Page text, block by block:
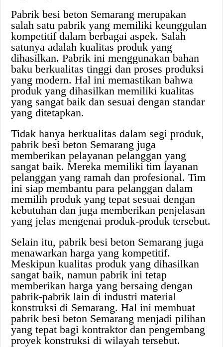
Pabrik besi beton Semarang merupakan
salah satu pabrik yang memiliki keunggulan
kompetitif dalam berbagai aspek. Salah
satunya adalah kualitas produk yang
dihasilkan. Pabrik ini menggunakan bahan
baku berkualitas tinggi dan proses produksi
yang modern. Hal ini memastikan bahwa
produk yang dihasilkan memiliki kualitas
yang sangat baik dan sesuai dengan standar
yang ditetapkan.
Tidak hanya berkualitas dalam segi produk,
pabrik besi beton Semarang juga
memberikan pelayanan pelanggan yang
sangat baik. Mereka memiliki tim layanan
pelanggan yang ramah dan profesional. Tim
ini siap membantu para pelanggan dalam
memilih produk yang tepat sesuai dengan
kebutuhan dan juga memberikan penjelasan
yang jelas mengenai produk-produk tersebut.
Selain itu, pabrik besi beton Semarang juga
menawarkan harga yang kompetitif.
Meskipun kualitas produk yang dihasilkan
sangat baik, namun pabrik ini tetap
memberikan harga yang bersaing dengan
pabrik-pabrik lain di industri material
konstruksi di Semarang. Hal ini membuat
pabrik besi beton Semarang menjadi pilihan
yang tepat bagi kontraktor dan pengembang
proyek konstruksi di wilayah tersebut.